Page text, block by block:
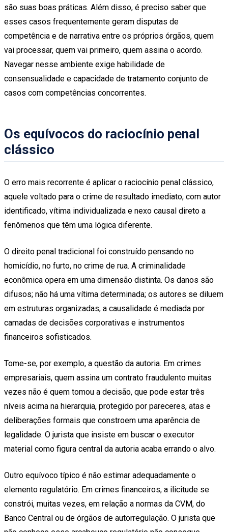
são suas boas práticas. Além disso, é preciso saber que
esses casos frequentemente geram disputas de
competência e de narrativa entre os próprios órgãos, quem
vai processar, quem vai primeiro, quem assina o acordo.
Navegar nesse ambiente exige habilidade de
consensualidade e capacidade de tratamento conjunto de
casos com competências concorrentes.
Os equívocos do raciocínio penal
clássico
O erro mais recorrente é aplicar o raciocínio penal clássico,
aquele voltado para o crime de resultado imediato, com autor
identificado, vítima individualizada e nexo causal direto a
fenômenos que têm uma lógica diferente.
O direito penal tradicional foi construído pensando no
homicídio, no furto, no crime de rua. A criminalidade
econômica opera em uma dimensão distinta. Os danos são
difusos; não há uma vítima determinada; os autores se diluem
em estruturas organizadas; a causalidade é mediada por
camadas de decisões corporativas e instrumentos
financeiros sofisticados.
Tome-se, por exemplo, a questão da autoria. Em crimes
empresariais, quem assina um contrato fraudulento muitas
vezes não é quem tomou a decisão, que pode estar três
níveis acima na hierarquia, protegido por pareceres, atas e
deliberações formais que constroem uma aparência de
legalidade. O jurista que insiste em buscar o executor
material como figura central da autoria acaba errando o alvo.
Outro equívoco típico é não estimar adequadamente o
elemento regulatório. Em crimes financeiros, a ilicitude se
constrói, muitas vezes, em relação a normas da CVM, do
Banco Central ou de órgãos de autorregulação. O jurista que